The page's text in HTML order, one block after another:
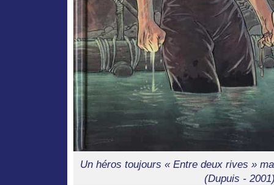
Un héros toujours « Entre deux rives »
(Dupuis -